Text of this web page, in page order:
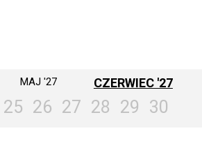
MAJ '27 CZERWIEC '27
25 26 27 28 29 30